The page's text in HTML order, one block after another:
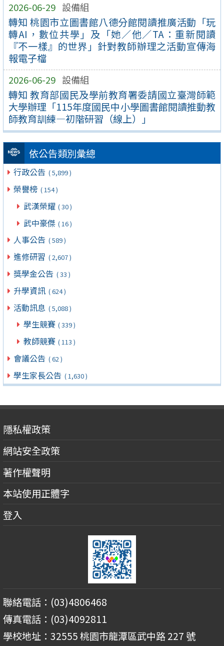
2026-06-29 設備組
轉知 桃園市立圖書館八德分館閱讀推廣活動「玩
轉AI，數位共學」及「她／他／TA：重新閱讀
『不一樣』的世界」針對教師辦理之活動宣傳海
報電子檔
2026-06-29 設備組
轉知 教育部國民及學前教育署委請國立臺灣師範
大學辦理「115年度國民中小學圖書館閱讀推動教
師教育訓練—初階研習（線上）」
依公告類別彙總
行政公告 ( 5,899 )
榮譽榜 ( 154 )
武漢榮耀 ( 30 )
武中豪傑 ( 16 )
人事公告 ( 589 )
進修研習 ( 2,607 )
獎學金公告 ( 33 )
升學資訊 ( 624 )
活動訊息 ( 5,088 )
學生競賽 ( 339 )
教師競賽 ( 113 )
會議公告 ( 62 )
學生家長公告 ( 1,630 )
隱私權政策
網站安全政策
著作權聲明
本站使用正體字
登入
聯絡電話：(03)4806468
傳真電話：(03)4092811
學校地址：32555 桃園市龍潭區武中路 227 號